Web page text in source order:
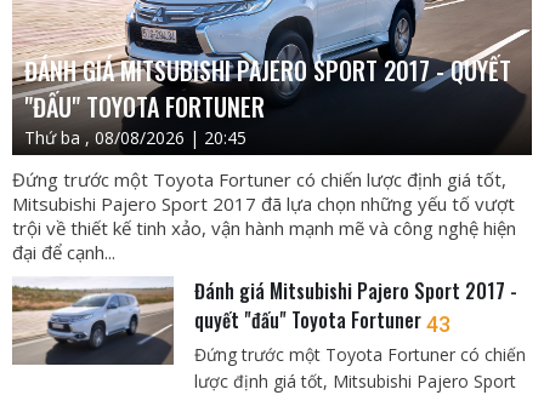
ĐÁNH GIÁ MITSUBISHI PAJERO SPORT 2017 - QUYẾT
"ĐẤU" TOYOTA FORTUNER
Thứ ba , 08/08/2026 | 20:45
Đứng trước một Toyota Fortuner có chiến lược định giá tốt,
Mitsubishi Pajero Sport 2017 đã lựa chọn những yếu tố vượt
trội về thiết kế tinh xảo, vận hành mạnh mẽ và công nghệ hiện
đại để cạnh...
Đánh giá Mitsubishi Pajero Sport 2017 -
quyết "đấu" Toyota Fortuner43
Đứng trước một Toyota Fortuner có chiến
lược định giá tốt, Mitsubishi Pajero Sport